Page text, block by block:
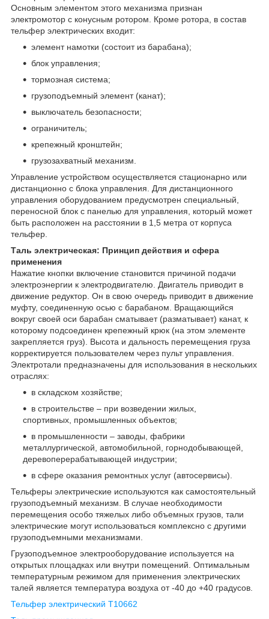
Основным элементом этого механизма признан
электромотор с конусным ротором. Кроме ротора, в состав
тельфер электрических входит:
элемент намотки (состоит из барабана);
блок управления;
тормозная система;
грузоподъемный элемент (канат);
выключатель безопасности;
ограничитель;
крепежный кронштейн;
грузозахватный механизм.
Управление устройством осуществляется стационарно или
дистанционно с блока управления. Для дистанционного
управления оборудованием предусмотрен специальный,
переносной блок с панелью для управления, который может
быть расположен на расстоянии в 1,5 метра от корпуса
тельфер.
Таль электрическая: Принцип действия и сфера
применения
Нажатие кнопки включение становится причиной подачи
электроэнергии к электродвигателю. Двигатель приводит в
движение редуктор. Он в свою очередь приводит в движение
муфту, соединенную осью с барабаном. Вращающийся
вокруг своей оси барабан сматывает (разматывает) канат, к
которому подсоединен крепежный крюк (на этом элементе
закрепляется груз). Высота и дальность перемещения груза
корректируется пользователем через пульт управления.
Электротали предназначены для использования в нескольких
отраслях:
в складском хозяйстве;
в строительстве – при возведении жилых,
спортивных, промышленных объектов;
в промышленности – заводы, фабрики
металлургической, автомобильной, горнодобывающей,
деревоперерабатывающей индустрии;
в сфере оказания ремонтных услуг (автосервисы).
Тельферы электрические используются как самостоятельный
грузоподъемный механизм. В случае необходимости
перемещения особо тяжелых либо объемных грузов, тали
электрические могут использоваться комплексно с другими
грузоподъемными механизмами.
Грузоподъемное электрооборудование используется на
открытых площадках или внутри помещений. Оптимальным
температурным режимом для применения электрических
талей является температура воздуха от -40 до +40 градусов.
Тельфер электрический Т10662